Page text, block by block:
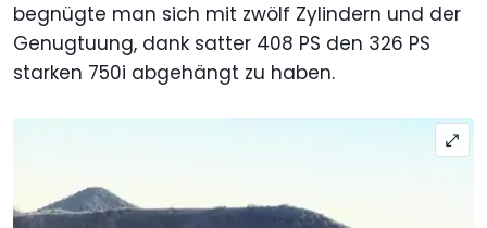
begnügte man sich mit zwölf Zylindern und der
Genugtuung, dank satter 408 PS den 326 PS
starken 750i abgehängt zu haben.